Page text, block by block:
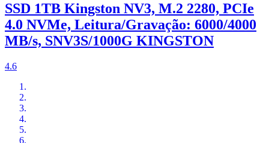
SSD 1TB Kingston NV3, M.2 2280, PCIe
4.0 NVMe, Leitura/Gravação: 6000/4000
MB/s, SNV3S/1000G KINGSTON
4.6